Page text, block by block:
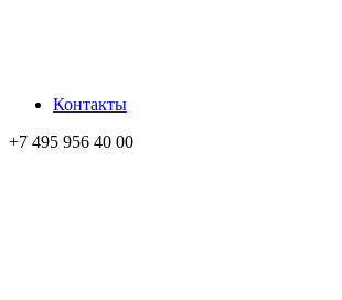
Контакты
+7 495 956 40 00